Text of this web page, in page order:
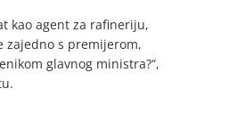
kao agent za rafineriju,
zajedno s premijerom,
glavnog ministra?“,